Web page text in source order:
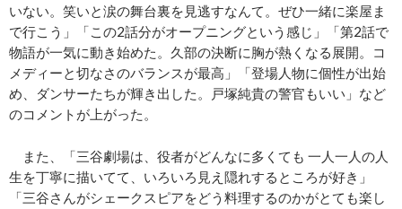
いない。笑いと涙の舞台裏を見逃すなんて。ぜひ一緒に楽屋ま
で行こう」「この2話分がオープニングという感じ」「第2話で
物語が一気に動き始めた。久部の決断に胸が熱くなる展開。コ
メディーと切なさのバランスが最高」「登場人物に個性が出始
め、ダンサーたちが輝き出した。戸塚純貴の警官もいい」など
のコメントが上がった。
また、「三谷劇場は、役者がどんなに多くても 一人一人の人
生を丁寧に描いてて、いろいろ見え隠れするところが好き」
「三谷さんがシェークスピアをどう料理するのかがとても楽し